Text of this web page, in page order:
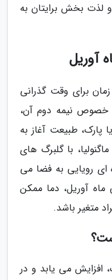
لذت بخش برایتان به
آوریل
زمان برای وقت گذرانی
خصوص نیمه دوم آن،
پارک، طبیعت آغاز به
با گلبرگ های
رویایی به فضا می
آوریل، دما ممکن
افزایش می یابد و در